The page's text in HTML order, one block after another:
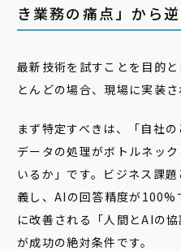
き業務の痛点」から
最新技術を試すことを目的
とんどの場合、現場に実装さ
まず特定すべきは、「自社
データの処理がボトルネッ
いるか」です。ビジネス課
義し、AIの回答精度が100%
に改善される「人間とAIの
が成功の絶対条件です。